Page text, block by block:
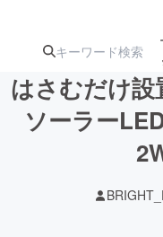
注目
はさむだけ設
ソーラー